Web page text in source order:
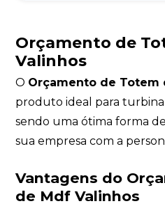
Orçamento de
Valinhos
O Orçamento de Totem
produto ideal para
sendo uma ótima forma
sua empresa com a
Vantagens do
de Mdf Valinhos